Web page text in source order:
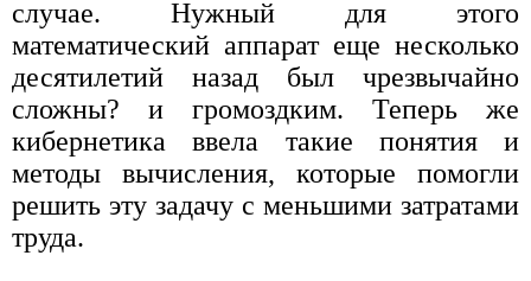
случае. Нужный для этого
математический аппарат еще несколько
десятилетий назад был чрезвычайно
сложны? и громоздким. Теперь же
кибернетика ввела такие понятия и
методы вычисления, которые помогли
решить эту задачу с меньшими затратами
труда.